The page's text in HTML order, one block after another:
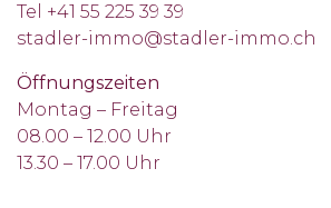
Tel +41 55 225 39 39
stadler-immo@stadler-immo.ch
Öffnungszeiten
Montag – Freitag
08.00 – 12.00 Uhr
13.30 – 17.00 Uhr